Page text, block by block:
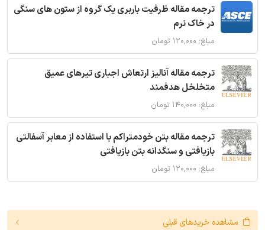
ترجمه مقاله ظرفیت باربری یک گروه از ستون های سنگی
در خاک نرم
مبلغ: ۱۲۰,۰۰۰ تومان
ترجمه مقاله آنالیز ارتعاش اجباری تیرهای عمیق
متخلخل هدفمند
مبلغ: ۱۴۰,۰۰۰ تومان
ترجمه مقاله بتن خودمتراکم با استفاده از معابر آسفالتی
بازیافتی و سنگدانه بتن بازیافتی
مبلغ: ۱۲۰,۰۰۰ تومان
مشاهده خریدهای قبلی